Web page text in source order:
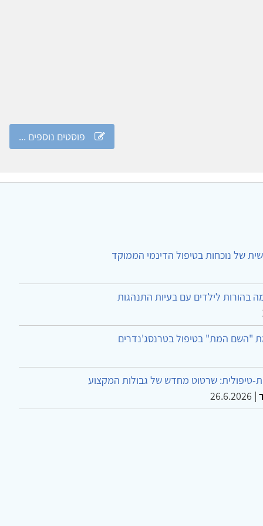
פוסטים נוספים ...
של נוכחות בטיפול הדינמי הממוקד
בהורות לילדים עם בעיות התנהגות
"השם המת" בטיפול בטרנסג'נדרים
טיפולית: שרטוט מחדש של גבולות המקצוע
|
26.6.2026